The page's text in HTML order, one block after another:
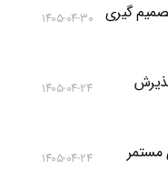
گیری
۱۴۰۵-۰۴-۳۰
۱۴۰۵-۰۴-۲۴
مستمر
۱۴۰۵-۰۴-۲۴